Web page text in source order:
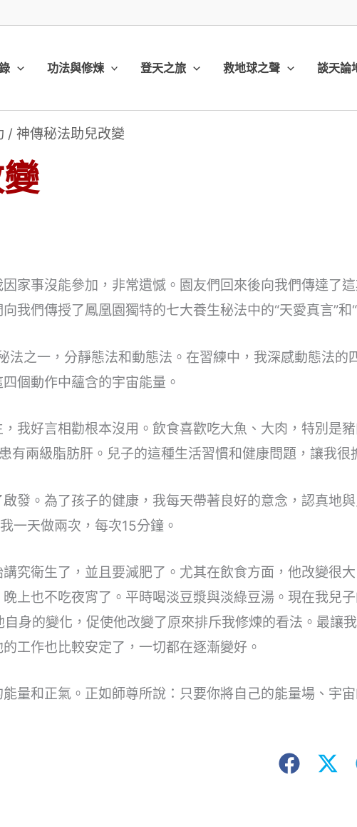
功法與修煉 登天之旅 救地球之聲 談天論
/ 神傳秘法助兒改變
家事沒能參加，非常遺憾。園友們回來後向我們傳達了
我們傳授了鳳凰園獨特的七大養生秘法中的“天愛真言”和“
法之一，分靜態法和動態法。在習練中，我深感動態法的
個動作中蘊含的宇宙能量。
我好言相勸根本沒用。飲食喜歡吃大魚、大肉，特別是
兩級脂肪肝。兒子的這種生活習慣和健康問題，讓我很
發。為了孩子的健康，我每天帶著良好的意念，認真地
一天做兩次，每次15分鐘。
究衛生了，並且要減肥了。尤其在飲食方面，他改變很大
上也不吃夜宵了。平時喝淡豆漿與淡綠豆湯。現在我兒
身的變化，促使他改變了原來排斥我修煉的看法。最讓
工作也比較安定了，一切都在逐漸變好。
量和正氣。正如師尊所說：只要你將自己的能量場、宇